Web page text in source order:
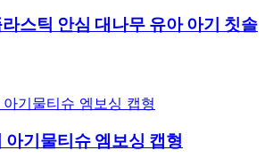
스틱 안심 대나무 유아 아기 칫솔
아기물티슈 엠보싱 캡형